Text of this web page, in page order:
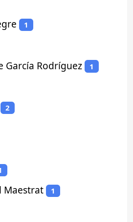
1
García Rodríguez 1
2
Maestrat 1